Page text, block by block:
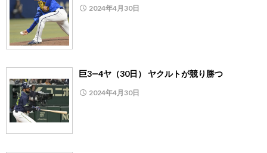
2024年4月30日
巨3―4ヤ（30日） ヤクルトが競り勝つ
2024年4月30日